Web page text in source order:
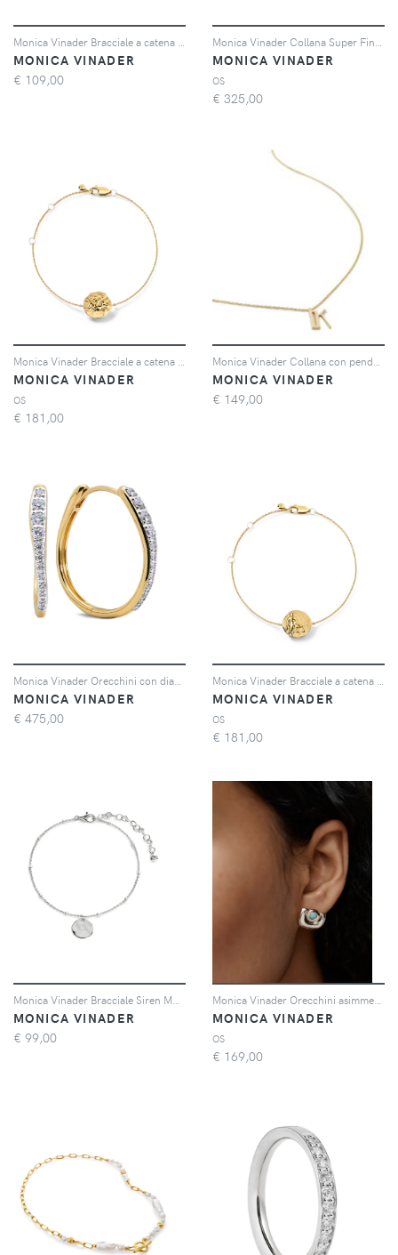
MONICA VINADER
€ 109,00
MONICA VINADER
OS
€ 325,00
MONICA VINADER
OS
€ 181,00
MONICA VINADER
€ 149,00
MONICA VINADER
€ 475,00
MONICA VINADER
OS
€ 181,00
MONICA VINADER
€ 99,00
MONICA VINADER
OS
€ 169,00